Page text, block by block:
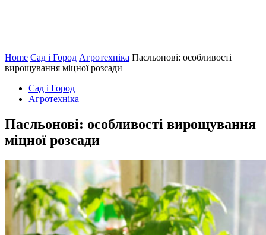
Home Сад і Город Агротехніка Пасльонові: особливості
вирощування міцної розсади
Сад і Город
Агротехніка
Пасльонові: особливості вирощування
міцної розсади